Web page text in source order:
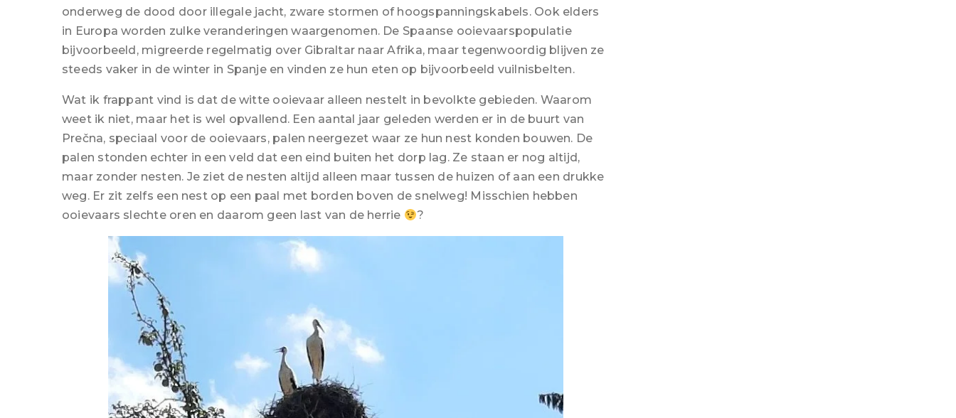
onderweg de dood door illegale jacht, zware stormen of hoogspanningskabels. Ook elders
in Europa worden zulke veranderingen waargenomen. De Spaanse ooievaarspopulatie
bijvoorbeeld, migreerde regelmatig over Gibraltar naar Afrika, maar tegenwoordig blijven ze
steeds vaker in de winter in Spanje en vinden ze hun eten op bijvoorbeeld vuilnisbelten.
Wat ik frappant vind is dat de witte ooievaar alleen nestelt in bevolkte gebieden. Waarom
weet ik niet, maar het is wel opvallend. Een aantal jaar geleden werden er in de buurt van
Prečna, speciaal voor de ooievaars, palen neergezet waar ze hun nest konden bouwen. De
palen stonden echter in een veld dat een eind buiten het dorp lag. Ze staan er nog altijd,
maar zonder nesten. Je ziet de nesten altijd alleen maar tussen de huizen of aan een drukke
weg. Er zit zelfs een nest op een paal met borden boven de snelweg! Misschien hebben
ooievaars slechte oren en daarom geen last van de herrie
?